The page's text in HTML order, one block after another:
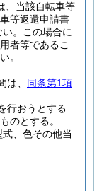
、当該自転車等
等返還申請書
。
この場合に
者等であるこ
。
は、 同条第1項
行おうとする
のとする。
、色その他当